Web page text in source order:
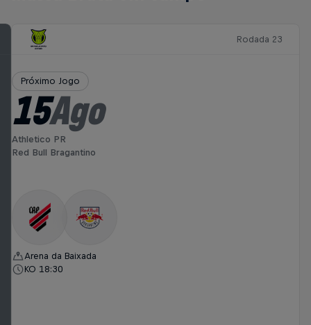
Rodada 23
Próximo Jogo
15Ago
Athletico PR
Red Bull Bragantino
Arena da Baixada
KO 18:30